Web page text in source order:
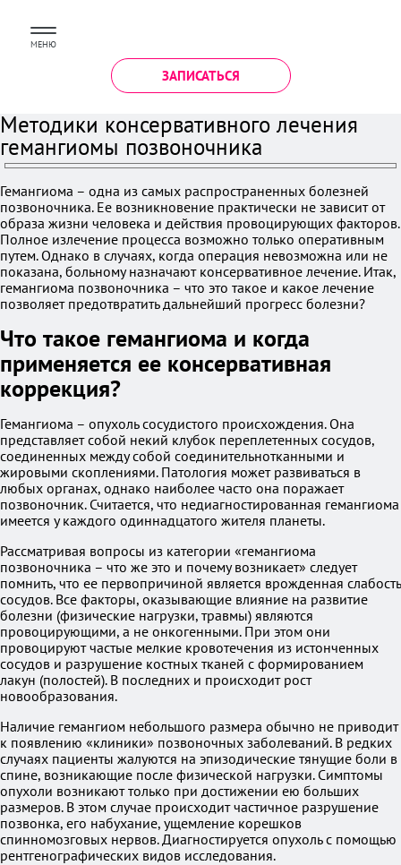
МЕНЮ
ЗАПИСАТЬСЯ
Методики консервативного лечения
гемангиомы позвоночника
Гемангиома – одна из самых распространенных болезней
позвоночника. Ее возникновение практически не зависит от
образа жизни человека и действия провоцирующих факторов.
Полное излечение процесса возможно только оперативным
путем. Однако в случаях, когда операция невозможна или не
показана, больному назначают консервативное лечение. Итак,
гемангиома позвоночника – что это такое и какое лечение
позволяет предотвратить дальнейший прогресс болезни?
Что такое гемангиома и когда
применяется ее консервативная
коррекция?
Гемангиома – опухоль сосудистого происхождения. Она
представляет собой некий клубок переплетенных сосудов,
соединенных между собой соединительнотканными и
жировыми скоплениями. Патология может развиваться в
любых органах, однако наиболее часто она поражает
позвоночник. Считается, что недиагностированная гемангиома
имеется у каждого одиннадцатого жителя планеты.
Рассматривая вопросы из категории «гемангиома
позвоночника – что же это и почему возникает» следует
помнить, что ее первопричиной является врожденная слабость
сосудов. Все факторы, оказывающие влияние на развитие
болезни (физические нагрузки, травмы) являются
провоцирующими, а не онкогенными. При этом они
провоцируют частые мелкие кровотечения из истонченных
сосудов и разрушение костных тканей с формированием
лакун (полостей). В последних и происходит рост
новообразования.
Наличие гемангиом небольшого размера обычно не приводит
к появлению «клиники» позвоночных заболеваний. В редких
случаях пациенты жалуются на эпизодические тянущие боли в
спине, возникающие после физической нагрузки. Симптомы
опухоли возникают только при достижении ею больших
размеров. В этом случае происходит частичное разрушение
позвонка, его набухание, ущемление корешков
спинномозговых нервов. Диагностируется опухоль с помощью
рентгенографических видов исследования.